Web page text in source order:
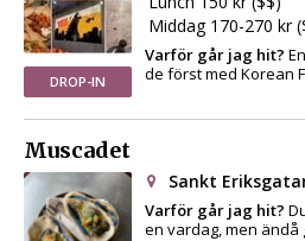
DROP-IN
Middag 170-270 kr
Varför går jag hit?
de först med Korean
Muscadet
Sankt
Varför går jag hit?
en vardag, men ändå